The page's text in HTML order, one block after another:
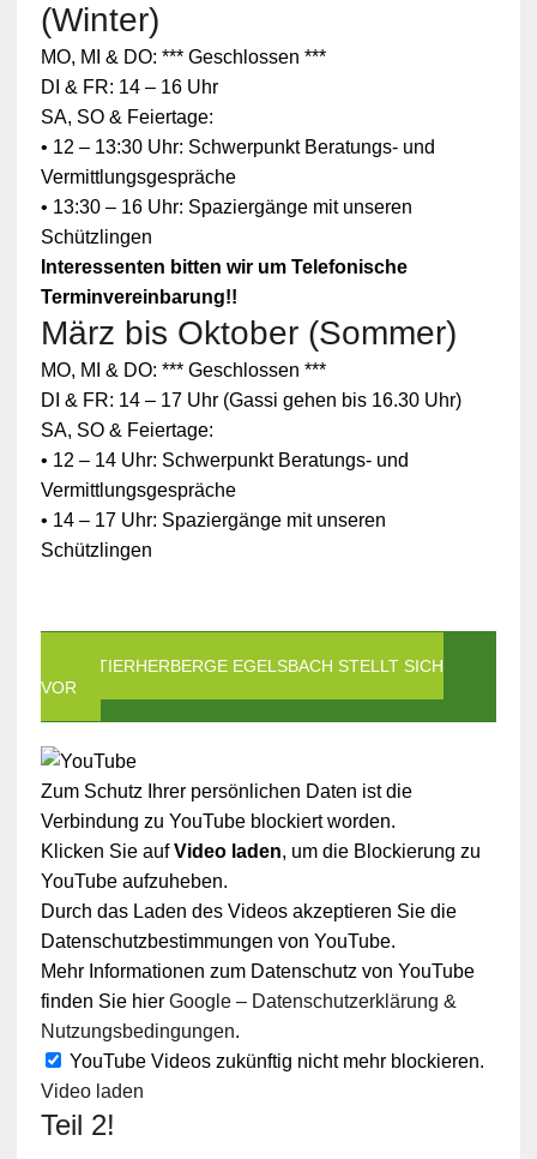
(Winter)
MO, MI & DO: *** Geschlossen ***
DI & FR: 14 – 16 Uhr
SA, SO & Feiertage:
• 12 – 13:30 Uhr: Schwerpunkt Beratungs- und
Vermittlungsgespräche
• 13:30 – 16 Uhr: Spaziergänge mit unseren
Schützlingen
Interessenten bitten wir um Telefonische
Terminvereinbarung!!
März bis Oktober (Sommer)
MO, MI & DO: *** Geschlossen ***
DI & FR: 14 – 17 Uhr (Gassi gehen bis 16.30 Uhr)
SA, SO & Feiertage:
• 12 – 14 Uhr: Schwerpunkt Beratungs- und
Vermittlungsgespräche
• 14 – 17 Uhr: Spaziergänge mit unseren
Schützlingen
DIE TIERHERBERGE EGELSBACH STELLT SICH
VOR
Zum Schutz Ihrer persönlichen Daten ist die
Verbindung zu YouTube blockiert worden.
Klicken Sie aufVideo laden, um die Blockierung zu
YouTube aufzuheben.
Durch das Laden des Videos akzeptieren Sie die
Datenschutzbestimmungen von YouTube.
Mehr Informationen zum Datenschutz von YouTube
finden Sie hier Google – Datenschutzerklärung &
Nutzungsbedingungen.
YouTube Videos zukünftig nicht mehr blockieren.
Video laden
Teil 2!